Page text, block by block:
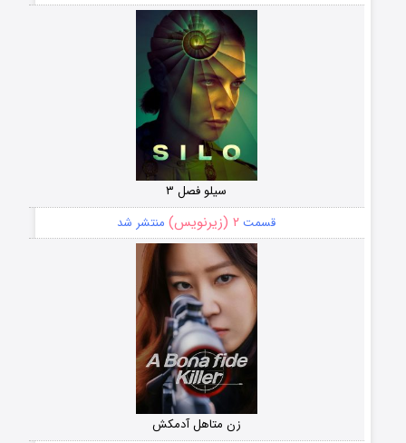
سیلو فصل ۳
قسمت ۲ (زیرنویس) منتشر شد
زن متاهل آدمکش